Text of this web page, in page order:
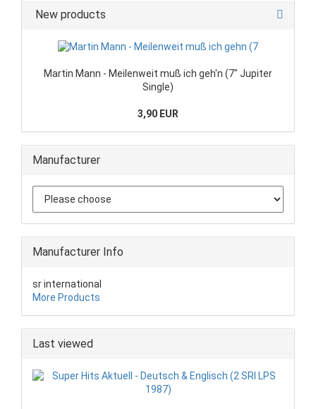
New products
Martin Mann - Meilenweit muß ich geh'n (7" Jupiter
Single)
3,90 EUR
Manufacturer
Manufacturer Info
sr international
More Products
Last viewed